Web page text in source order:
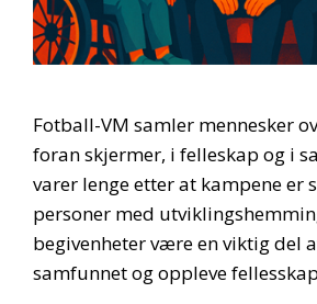
Fotball-VM samler mennesker
foran skjermer, i felleskap og i
varer lenge etter at kampene er
personer med
begivenheter være en viktig del
samfunnet og oppleve